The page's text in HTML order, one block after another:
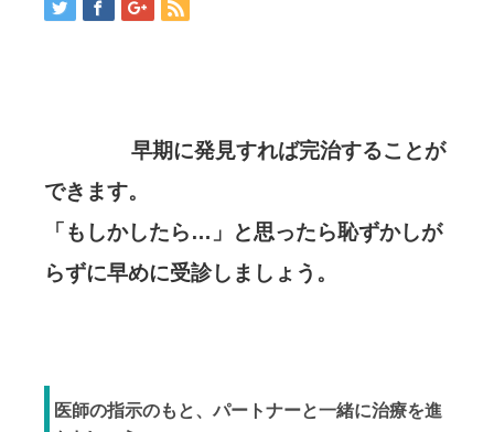
早期に発見すれば完治することが
できます。
「もしかしたら…」と思ったら恥ずかしが
らずに早めに受診しましょう。
医師の指示のもと、パートナーと一緒に治療を進